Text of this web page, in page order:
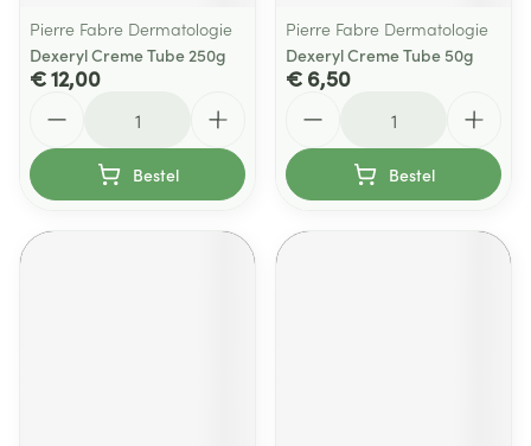
Pierre Fabre Dermatologie
Dexeryl Creme Tube 250g
€ 12,00
Bestel
Pierre Fabre Dermatologie
Dexeryl Creme Tube 50g
€ 6,50
Bestel